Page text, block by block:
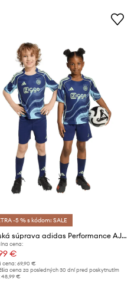
-5 % s kódom: SALE
Detská súprava adidas Performance AJAX
cena:
€
cena: 69,90 €
cena za posledných 30 dní pred poskytnutím
48,99 €